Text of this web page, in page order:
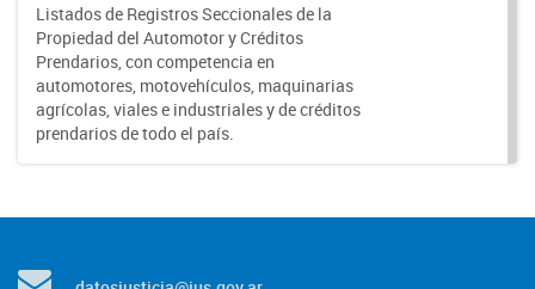
Listados de Registros Seccionales de la
Propiedad del Automotor y Créditos
Prendarios, con competencia en
automotores, motovehículos, maquinarias
agrícolas, viales e industriales y de créditos
prendarios de todo el país.